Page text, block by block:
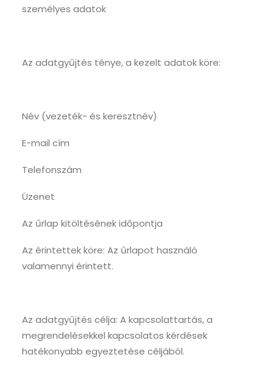
személyes adatok
Az adatgyűjtés ténye, a kezelt adatok köre:
Név (vezeték- és keresztnév)
E-mail cím
Telefonszám
Üzenet
Az űrlap kitöltésének időpontja
Az érintettek köre: Az űrlapot használó
valamennyi érintett.
Az adatgyűjtés célja: A kapcsolattartás, a
megrendelésekkel kapcsolatos kérdések
hatékonyabb egyeztetése céljából.